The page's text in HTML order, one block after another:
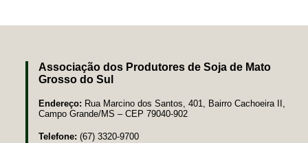
Associação dos Produtores de Soja de Mato
Grosso do Sul
Endereço: Rua Marcino dos Santos, 401, Bairro Cachoeira II,
Campo Grande/MS – CEP 79040-902
Telefone: (67) 3320-9700